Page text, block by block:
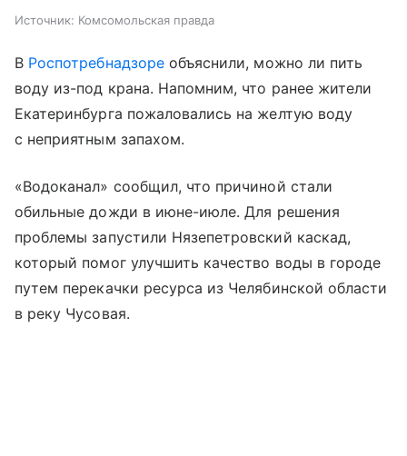
Источник: Комсомольская правда
В Роспотребнадзореобъяснили, можно ли пить
воду из-под крана. Напомним, что ранее жители
Екатеринбурга пожаловались на желтую воду
с неприятным запахом.
«Водоканал» сообщил, что причиной стали
обильные дожди в июне-июле. Для решения
проблемы запустили Нязепетровский каскад,
который помог улучшить качество воды в городе
путем перекачки ресурса из Челябинской области
в реку Чусовая.